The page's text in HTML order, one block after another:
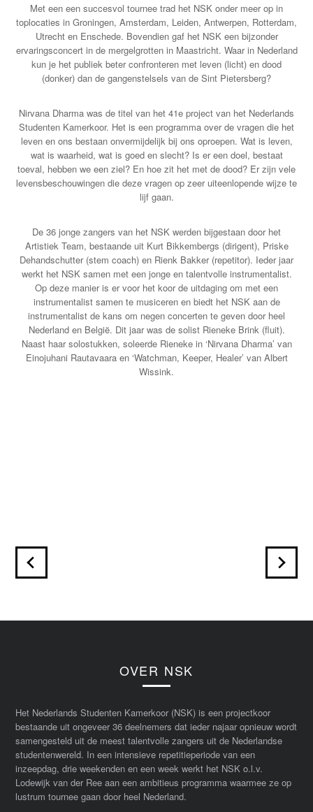
Met een een succesvol tournee trad het NSK onder meer op in
toplocaties in Groningen, Amsterdam, Leiden, Antwerpen, Rotterdam,
Utrecht en Enschede. Bovendien gaf het NSK een bijzonder
ervaringsconcert in de mergelgrotten in Maastricht. Waar in Nederland
kun je het publiek beter confronteren met leven (licht) en dood
(donker) dan de gangenstelsels van de Sint Pietersberg?
Nirvana Dharma was de titel van het 41e project van het Nederlands
Studenten Kamerkoor. Het is een programma over de vragen die het
leven en ons bestaan onvermijdelijk bij ons oproepen. Wat is leven,
wat is waarheid, wat is goed en slecht? Is er een doel, bestaat
toeval, hebben we een ziel? En hoe zit het met de dood? Er zijn vele
levensbeschouwingen die deze vragen op zeer uiteenlopende wijze te
lijf gaan.
De 36 jonge zangers van het NSK werden bijgestaan door het
Artistiek Team, bestaande uit Kurt Bikkembergs (dirigent), Priske
Dehandschutter (stem coach) en Rienk Bakker (repetitor). Ieder jaar
werkt het NSK samen met een jonge en talentvolle instrumentalist.
Op deze manier is er voor het koor de uitdaging om met een
instrumentalist samen te musiceren en biedt het NSK aan de
instrumentalist de kans om negen concerten te geven door heel
Nederland en België. Dit jaar was de solist Rieneke Brink (fluit).
Naast haar solostukken, soleerde Rieneke in ‘Nirvana Dharma’ van
Einojuhani Rautavaara en ‘Watchman, Keeper, Healer’ van Albert
Wissink.
OVER NSK
Het Nederlands Studenten Kamerkoor (NSK) is een projectkoor
bestaande uit ongeveer 36 deelnemers dat ieder najaar opnieuw wordt
samengesteld uit de meest talentvolle zangers uit de Nederlandse
studentenwereld. In een intensieve repetitieperiode van een
inzeepdag, drie weekenden en een week werkt het NSK o.l.v.
Lodewijk van der Ree aan een ambitieus programma waarmee ze op
lustrum tournee gaan door heel Nederland.